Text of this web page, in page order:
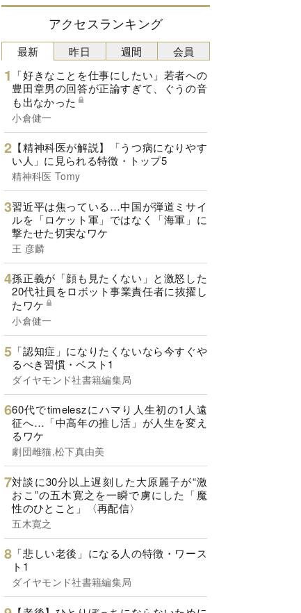
アクセスランキング
最新
「好きなことを仕事にしたい」若者への
豊田章男の回答が正論すぎて、ぐうの音
も出なかった
小倉健一
【精神科医が解説】「うつ病になりやす
い人」に見られる特徴・トップ5
精神科医 Tomy
習近平は焦っている…中国が弾道ミサイ
ルを「ロケット軍」ではなく「海軍」に
撃たせた切実なワケ
王 彦麟
孫正義が「顔も見たくない」と激怒した
20代社員をロボット事業責任者に抜擢し
たワケ
小倉健一
「認知症」になりたくないなら今すぐや
るべき習慣・ベスト1
ダイヤモンド社書籍編集局
60代でtimeleszにハマり人生初の1人遠
征へ…「中高年の推し活」が人生を変え
るワケ
劇団雌猫,松下真由美
対談に30分以上遅刻した大原麗子が“激
おこ”の五木寛之を一瞬で虜にした「魔
性のひとこと」〈再配信〉
五木寛之
「悲しい老後」になる人の特徴・ワース
ト1
ダイヤモンド社書籍編集局
昨日 週間 会員